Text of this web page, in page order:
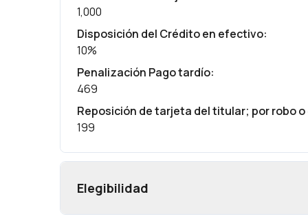
1,000
Disposición del Crédito en efectivo:
10%
Penalización Pago tardío:
469
Reposición de tarjeta del titular; por robo
199
Elegibilidad